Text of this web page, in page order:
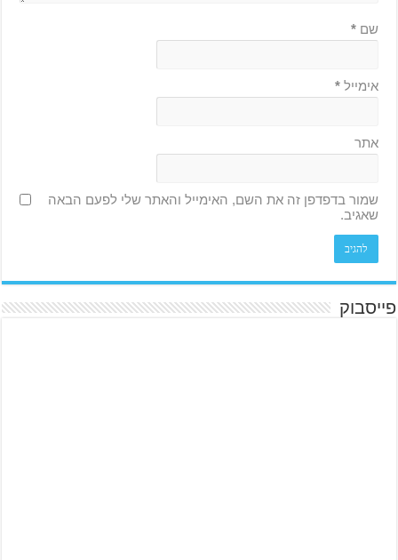
שם*
אימייל*
אתר
שמור בדפדפן זה את השם, האימייל והאתר שלי לפעם הבאה
שאגיב.
פייסבוק